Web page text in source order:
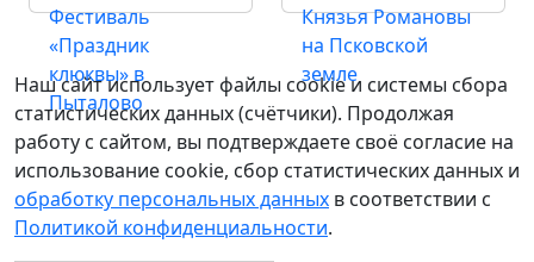
Фестиваль
«Праздник
клюквы» в
Пыталово
Князья Романовы
на Псковской
земле
Наш сайт использует файлы cookie и системы сбора
статистических данных (счётчики). Продолжая
работу с сайтом, вы подтверждаете своё согласие на
использование cookie, сбор статистических данных и
обработку персональных данных в соответствии с
Политикой конфиденциальности.